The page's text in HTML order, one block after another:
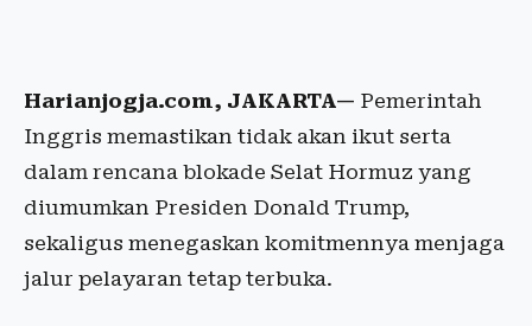
Harianjogja.com, JAKARTA— Pemerintah
Inggris memastikan tidak akan ikut serta
dalam rencana blokade Selat Hormuz yang
diumumkan Presiden Donald Trump,
sekaligus menegaskan komitmennya menjaga
jalur pelayaran tetap terbuka.